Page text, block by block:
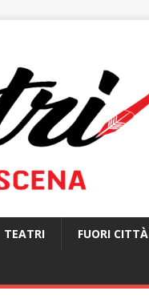
TEATRI FUORI CITTÀ